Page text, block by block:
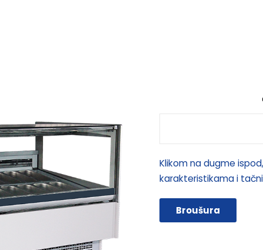
Klikom na dugme
karakteristikama i
Broušura